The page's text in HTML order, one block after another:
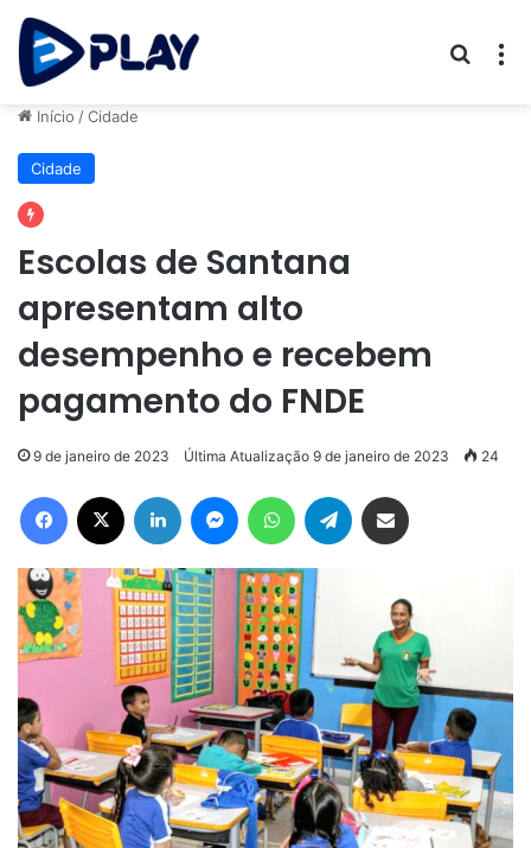
Início /Cidade
Cidade
Escolas de Santana
apresentam alto
desempenho e recebem
pagamento do FNDE
9 de janeiro de 2023 Última Atualização 9 de janeiro de 2023 24
Facebook Linkedin MessengerWhatsAppTelegram